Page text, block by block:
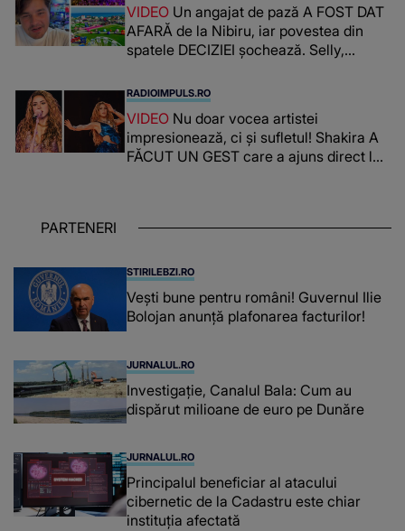
VIDEO Un angajat de pază A FOST DAT
AFARĂ de la Nibiru, iar povestea din
spatele DECIZIEI șochează. Selly,
CREDEA CĂ VA VEDEA AȘA CEVA: "Fix
în fața unui..."
RADIOIMPULS.RO
VIDEO Nu doar vocea artistei
impresionează, ci și sufletul! Shakira A
FĂCUT UN GEST care a ajuns direct la
așteptând oportunitatea
PARTENERI
STIRILEBZI.RO
Vești bune pentru români! Guvernul Ilie
Bolojan anunță plafonarea facturilor!
JURNALUL.RO
Investigație, Canalul Bala: Cum au
dispărut milioane de euro pe Dunăre
JURNALUL.RO
Principalul beneficiar al atacului
cibernetic de la Cadastru este chiar
instituţia afectată